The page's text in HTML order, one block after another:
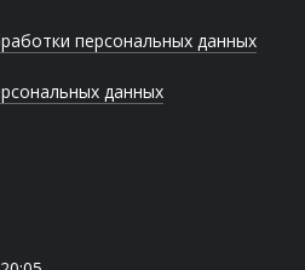
персональных данных
данных